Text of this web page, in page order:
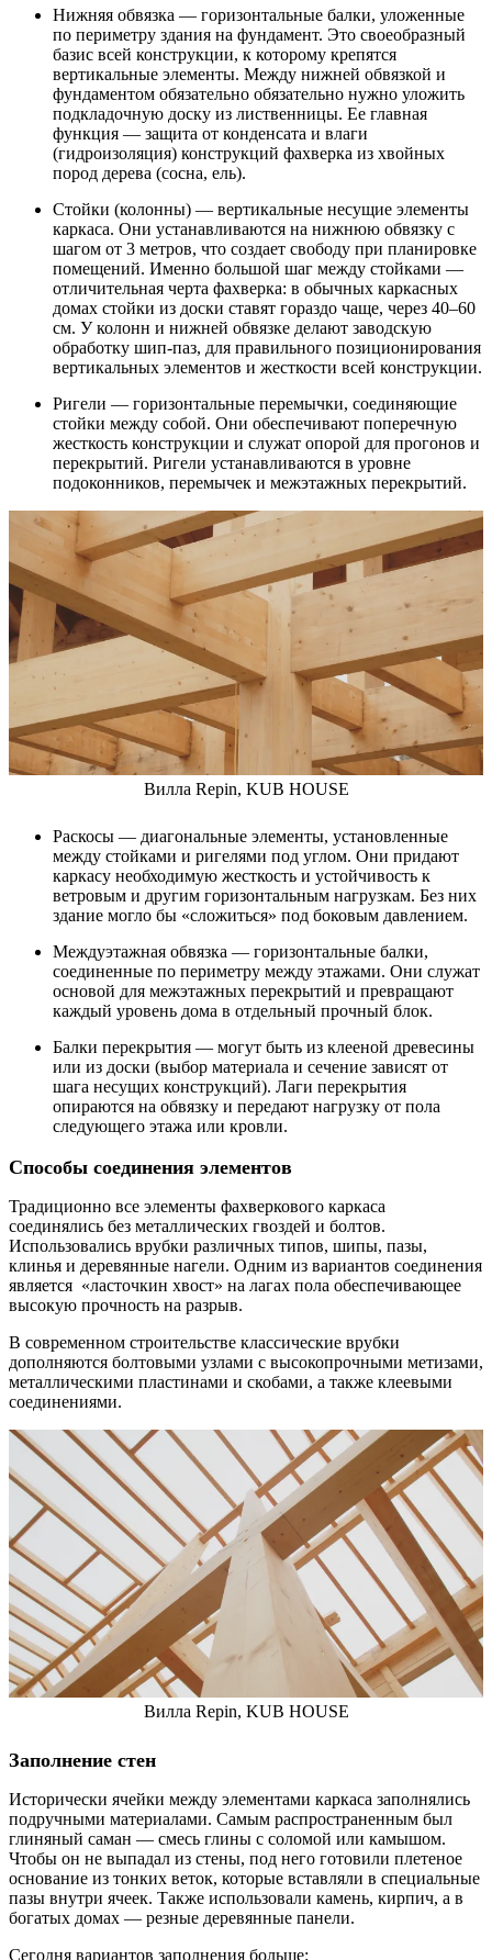
Нижняя обвязка — горизонтальные балки, уложенные
по периметру здания на фундамент. Это своеобразный
базис всей конструкции, к которому крепятся
вертикальные элементы. Между нижней обвязкой и
фундаментом обязательно обязательно нужно уложить
подкладочную доску из лиственницы. Ее главная
функция — защита от конденсата и влаги
(гидроизоляция) конструкций фахверка из хвойных
пород дерева (сосна, ель).
Стойки (колонны) — вертикальные несущие элементы
каркаса. Они устанавливаются на нижнюю обвязку с
шагом от 3 метров, что создает свободу при планировке
помещений. Именно большой шаг между стойками —
отличительная черта фахверка: в обычных каркасных
домах стойки из доски ставят гораздо чаще, через 40–60
см. У колонн и нижней обвязке делают заводскую
обработку шип-паз, для правильного позиционирования
вертикальных элементов и жесткости всей конструкции.
Ригели — горизонтальные перемычки, соединяющие
стойки между собой. Они обеспечивают поперечную
жесткость конструкции и служат опорой для прогонов и
перекрытий. Ригели устанавливаются в уровне
подоконников, перемычек и межэтажных перекрытий.
Вилла Repin, KUB HOUSE
Раскосы — диагональные элементы, установленные
между стойками и ригелями под углом. Они придают
каркасу необходимую жесткость и устойчивость к
ветровым и другим горизонтальным нагрузкам. Без них
здание могло бы «сложиться» под боковым давлением.
Междуэтажная обвязка — горизонтальные балки,
соединенные по периметру между этажами. Они служат
основой для межэтажных перекрытий и превращают
каждый уровень дома в отдельный прочный блок.
Балки перекрытия — могут быть из клееной древесины
или из доски (выбор материала и сечение зависят от
шага несущих конструкций). Лаги перекрытия
опираются на обвязку и передают нагрузку от пола
следующего этажа или кровли.
Способы соединения элементов
Традиционно все элементы фахверкового каркаса
соединялись без металлических гвоздей и болтов.
Использовались врубки различных типов, шипы, пазы,
клинья и деревянные нагели. Одним из вариантов соединения
является «ласточкин хвост» на лагах пола обеспечивающее
высокую прочность на разрыв.
В современном строительстве классические врубки
дополняются болтовыми узлами с высокопрочными метизами,
металлическими пластинами и скобами, а также клеевыми
соединениями.
Вилла Repin, KUB HOUSE
Заполнение стен
Исторически ячейки между элементами каркаса заполнялись
подручными материалами. Самым распространенным был
глиняный саман — смесь глины с соломой или камышом.
Чтобы он не выпадал из стены, под него готовили плетеное
основание из тонких веток, которые вставляли в специальные
пазы внутри ячеек. Также использовали камень, кирпич, а в
богатых домах — резные деревянные панели.
Сегодня вариантов заполнения больше: